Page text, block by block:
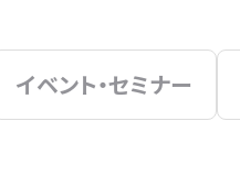
イベント・セミナー